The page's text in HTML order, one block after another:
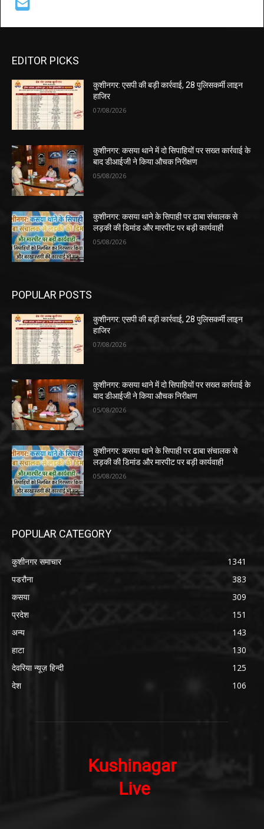
EDITOR PICKS
कुशीनगर: एसपी की बड़ी कार्रवाई, 28 पुलिसकर्मी लाइन
हाजिर
07/08/2026
कुशीनगर: कसया थाने में दो सिपाहियों पर सख्त कार्रवाई के
बाद डीआईजी ने किया औचक निरीक्षण
05/08/2026
कुशीनगर: कसया थाने के सिपाही पर ढाबा संचालक से
लड़की की डिमांड और मारपीट पर बड़ी कार्यवाही
05/08/2026
POPULAR POSTS
कुशीनगर: एसपी की बड़ी कार्रवाई, 28 पुलिसकर्मी लाइन
हाजिर
07/08/2026
कुशीनगर: कसया थाने में दो सिपाहियों पर सख्त कार्रवाई के
बाद डीआईजी ने किया औचक निरीक्षण
05/08/2026
कुशीनगर: कसया थाने के सिपाही पर ढाबा संचालक से
लड़की की डिमांड और मारपीट पर बड़ी कार्यवाही
05/08/2026
POPULAR CATEGORY
कुशीनगर समाचार
1341
पडरौना
383
कसया
309
प्रदेश
151
अन्य
143
हाटा
130
देवरिया न्यूज़ हिन्दी
125
देश
106